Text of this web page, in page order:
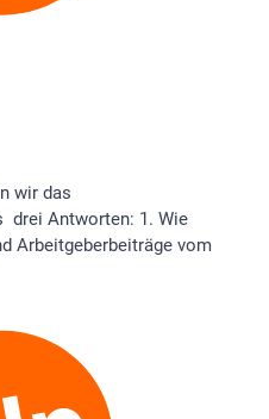
wir das
drei Antworten: 1. Wie
Arbeitgeberbeiträge vom